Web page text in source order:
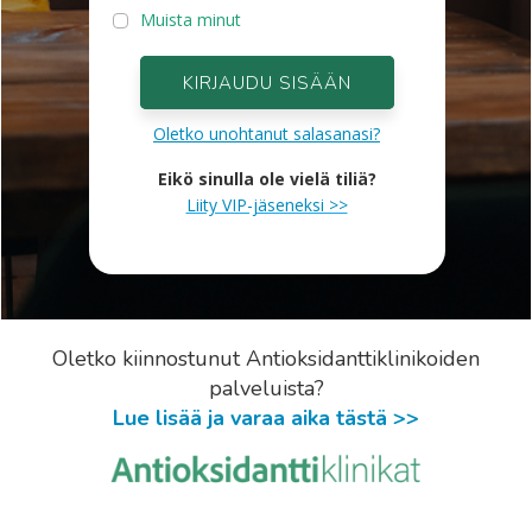
Muista minut
KIRJAUDU SISÄÄN
Oletko unohtanut salasanasi?
Eikö sinulla ole vielä tiliä?
Liity VIP-jäseneksi >>
Oletko kiinnostunut Antioksidanttiklinikoiden
palveluista?
Lue lisää ja varaa aika tästä >>